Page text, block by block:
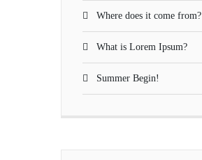
Where does it come from?
What is Lorem Ipsum?
Summer Begin!